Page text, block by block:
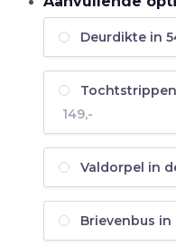
Deurdikte in
149,-
Valdorpel in
Brievenbus in